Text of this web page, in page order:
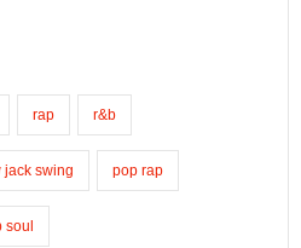
rap r&b
jack swing pop rap
soul